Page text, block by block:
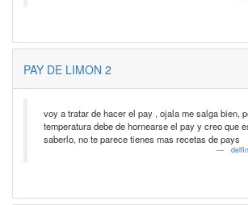
PAY DE LIMON 2
voy a tratar de hacer el pay , ojala me salga bien,
temperatura debe de hornearse el pay y creo que
saberlo, no te parece tienes mas recetas de pays